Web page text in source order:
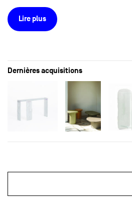
Lire plus
Dernières acquisitions